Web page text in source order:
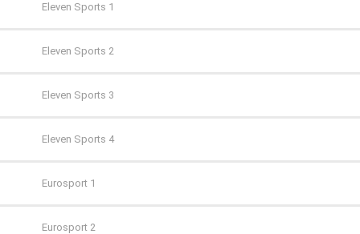
TV Puls 2
TVN 7
TVP HD
TVP Kultura
TVP Kultura 2
TVP Polonia
BBC First
CANAL+ 1
CANAL+ 360
CANAL+ 4K Ultra HD
CANAL+ Film
CANAL+ Premium
Eleven Sports 1
Eleven Sports 2
Eleven Sports 3
Eleven Sports 4
Eurosport 1
Eurosport 2